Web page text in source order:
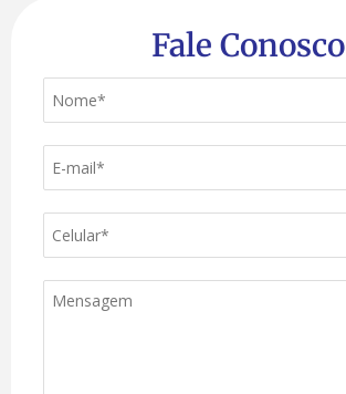
Fale Conosco